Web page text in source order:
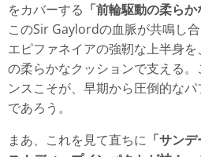
をカバーする 「前輪駆動の柔らか
このSir Gaylordの血脈が共鳴し合
エピファネイアの強靭な上半身
の柔らかなクッションで支える
ンスこそが、早期から圧倒的な
であろう。
まあ、これを見て直ちに 「サン